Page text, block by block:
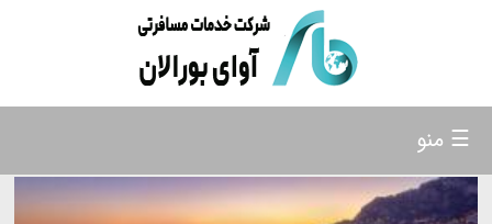
☰ منو